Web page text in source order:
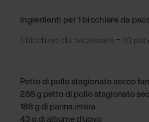
Ingredienti per 1 bicchiere da
1 bicchiere da pacossare = 10
Petto di pollo stagionato secco
288 g petto di pollo stagionato
188 g di panna intera
43 g di albume d'uovo